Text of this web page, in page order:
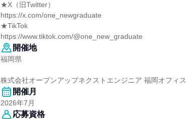
★X（旧Twitter）
https://x.com/one_newgraduate
★TikTok
https://www.tiktok.com/@one_new_graduate
開催地
福岡県
株式会社オープンアップネクストエンジニア 福岡オフィス
開催月
2026年7月
応募資格